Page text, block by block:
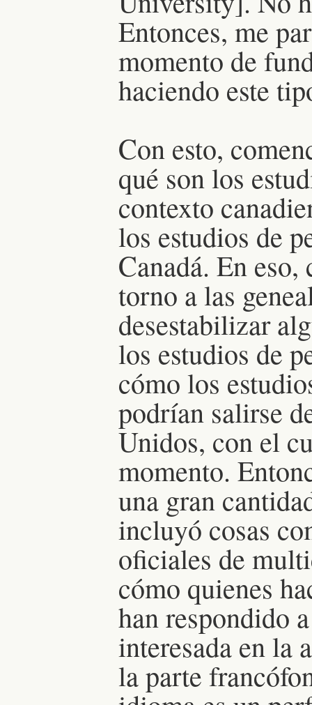
Entonces, me
momento de
haciendo este
Con esto,
qué son los
contexto
los estudios de
Canadá. En
torno a las
desestabilizar
los estudios de
cómo los
podrían salirse
Unidos, con el
momento.
una gran
incluyó cosas
oficiales de
cómo quienes
han respondido
interesada en la
la parte